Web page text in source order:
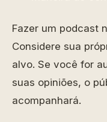
Fazer um podcast
Considere sua
alvo. Se você for
suas opiniões, o
acompanhará.